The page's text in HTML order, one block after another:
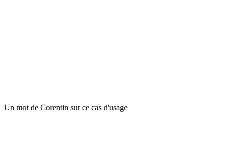
Un mot de Corentin sur ce cas d'usage